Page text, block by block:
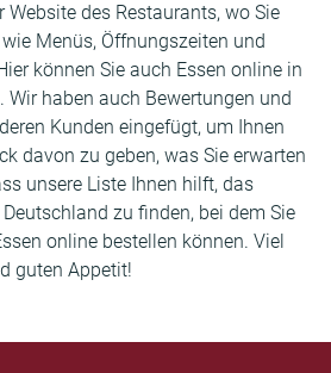
Website des Restaurants, wo Sie
Menüs, Öffnungszeiten und
können Sie auch Essen online in
Wir haben auch Bewertungen und
Kunden eingefügt, um Ihnen
davon zu geben, was Sie erwarten
unsere Liste Ihnen hilft, das
zu finden, bei dem Sie
online bestellen können. Viel
guten Appetit!